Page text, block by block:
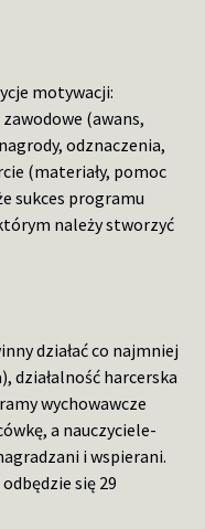
motywacji:
(awans,
odznaczenia,
(materiały, pomoc
sukces programu
należy stworzyć
działać co najmniej
działalność harcerska
wychowawcze
a nauczyciele-
i wspierani.
się 29